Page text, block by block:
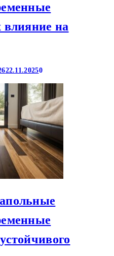
на
22.11.20250